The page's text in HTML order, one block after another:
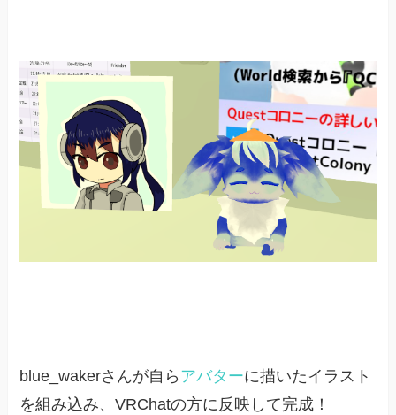
blue_wakerさんが自ら アバターに描いたイラスト
を組み込み、VRChatの方に反映して完成！